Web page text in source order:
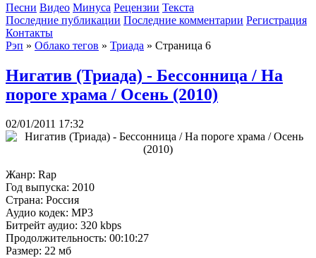
Песни Видео Минуса Рецензии Текста
Последние публикации Последние комментарии Регистрация
Контакты
Рэп » Облако тегов » Триада » Страница 6
Нигатив (Триада) - Бессонница / На
пороге храма / Осень (2010)
02/01/2011 17:32
Жанр: Rap
Год выпуска: 2010
Страна: Россия
Аудио кодек: MP3
Битрейт аудио: 320 kbps
Продолжительность: 00:10:27
Размер: 22 мб